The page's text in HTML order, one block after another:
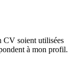
CV soient utilisées
à mon profil.